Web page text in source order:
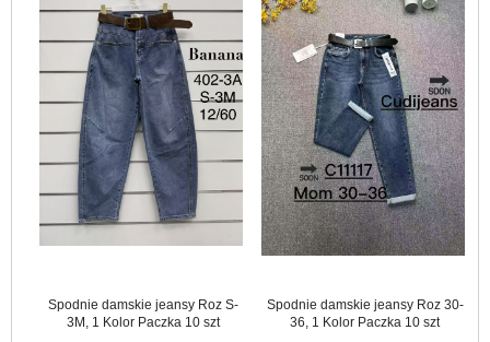
Spodnie damskie jeansy Roz S-
3M, 1 Kolor Paczka 10 szt
Spodnie damskie jeansy Roz 30-
36, 1 Kolor Paczka 10 szt